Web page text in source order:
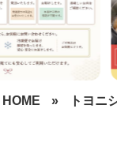
HOME » トヨニ